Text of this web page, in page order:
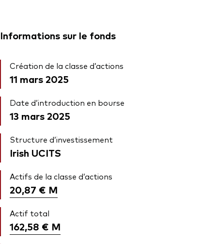
Informations sur le fonds
Création de la classe d’actions
11 mars 2025
Date d’introduction en bourse
13 mars 2025
Structure d’investissement
Irish UCITS
Actifs de la classe d’actions
20,87 € M
Actif total
162,58 € M